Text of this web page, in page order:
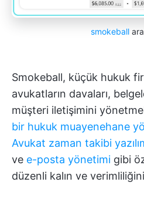
smokeball
Smokeball, küçük hukuk
avukatların davaları,
müşteri iletişimini
bir hukuk muayenehane
Avukat zaman takibi
ve e-posta yönetimi gibi
düzenli kalın ve